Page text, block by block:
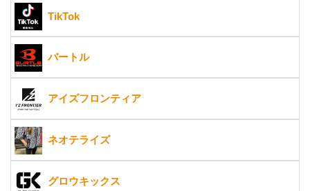
TikTok
バートル
アイズフロンティア
ネオテライズ
グロウキックス